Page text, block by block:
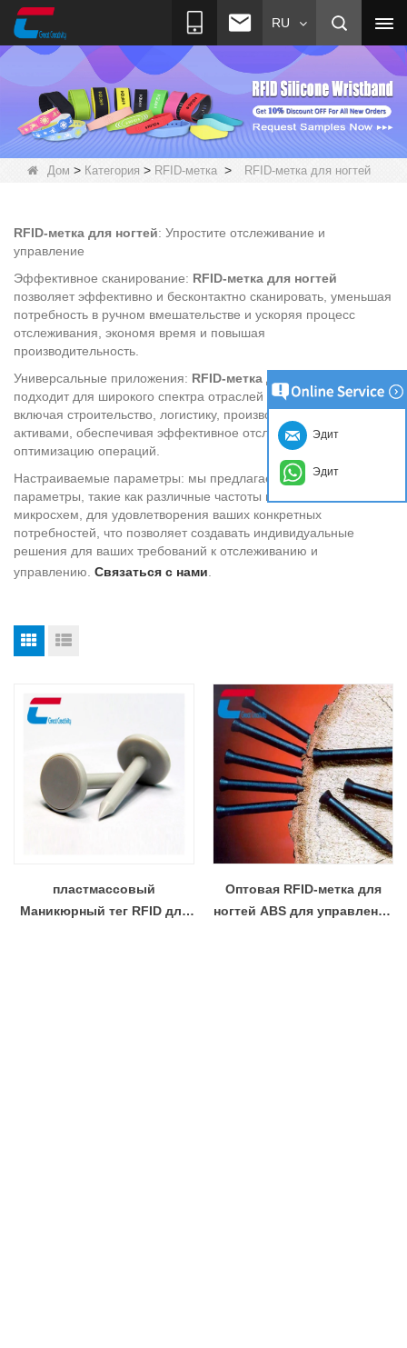
RU
Дом > Категория > RFID-метка > RFID-метка для ногтей
RFID-метка для ногтей: Упростите отслеживание и
управление
Эффективное сканирование: RFID-метка для ногтей
позволяет эффективно и бесконтактно сканировать, уменьшая
потребность в ручном вмешательстве и ускоряя процесс
отслеживания, экономя время и повышая
производительность.
Универсальные приложения: RFID-метка для ногтей
подходит для широкого спектра отраслей и приложений,
включая строительство, логистику, производство и управление
активами, обеспечивая эффективное отслеживание и
оптимизацию операций.
Настраиваемые параметры: мы предлагаем настраиваемые
параметры, такие как различные частоты и емкости
микросхем, для удовлетворения ваших конкретных
потребностей, что позволяет создавать индивидуальные
решения для ваших требований к отслеживанию и
управлению. Связаться с нами
пластмассовый
Маникюрный тег RFID для
Оптовая RFID-метка для
ногтей ABS для управления
Эдит
Эдит